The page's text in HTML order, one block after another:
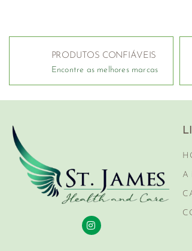
PRODUTOS CONFIÁVEIS
Encontre as melhores marcas
A